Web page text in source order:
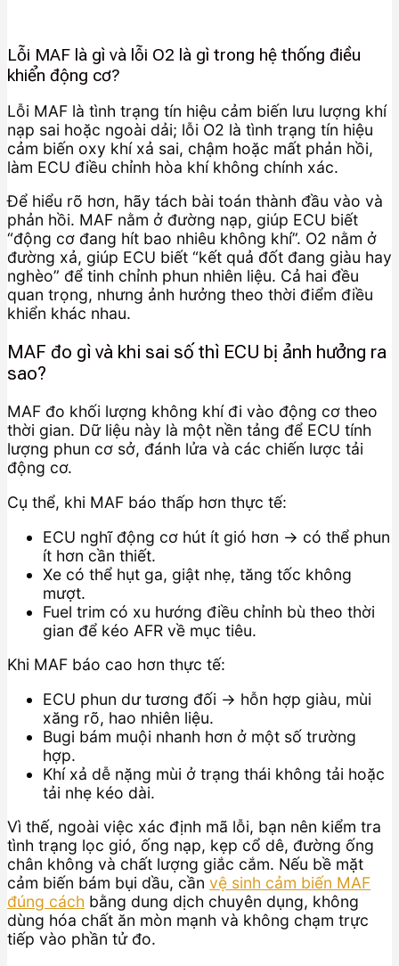
Lỗi MAF là gì và lỗi O2 là gì trong hệ thống điều
khiển động cơ?
Lỗi MAF là tình trạng tín hiệu cảm biến lưu lượng khí
nạp sai hoặc ngoài dải; lỗi O2 là tình trạng tín hiệu
cảm biến oxy khí xả sai, chậm hoặc mất phản hồi,
làm ECU điều chỉnh hòa khí không chính xác.
Để hiểu rõ hơn, hãy tách bài toán thành đầu vào và
phản hồi. MAF nằm ở đường nạp, giúp ECU biết
“động cơ đang hít bao nhiêu không khí”. O2 nằm ở
đường xả, giúp ECU biết “kết quả đốt đang giàu hay
nghèo” để tinh chỉnh phun nhiên liệu. Cả hai đều
quan trọng, nhưng ảnh hưởng theo thời điểm điều
khiển khác nhau.
MAF đo gì và khi sai số thì ECU bị ảnh hưởng ra
sao?
MAF đo khối lượng không khí đi vào động cơ theo
thời gian. Dữ liệu này là một nền tảng để ECU tính
lượng phun cơ sở, đánh lửa và các chiến lược tải
động cơ.
Cụ thể, khi MAF báo thấp hơn thực tế:
ECU nghĩ động cơ hút ít gió hơn → có thể phun
ít hơn cần thiết.
Xe có thể hụt ga, giật nhẹ, tăng tốc không
mượt.
Fuel trim có xu hướng điều chỉnh bù theo thời
gian để kéo AFR về mục tiêu.
Khi MAF báo cao hơn thực tế:
ECU phun dư tương đối → hỗn hợp giàu, mùi
xăng rõ, hao nhiên liệu.
Bugi bám muội nhanh hơn ở một số trường
hợp.
Khí xả dễ nặng mùi ở trạng thái không tải hoặc
tải nhẹ kéo dài.
Vì thế, ngoài việc xác định mã lỗi, bạn nên kiểm tra
tình trạng lọc gió, ống nạp, kẹp cổ dê, đường ống
chân không và chất lượng giắc cắm. Nếu bề mặt
cảm biến bám bụi dầu, cần vệ sinh cảm biến MAF
đúng cách bằng dung dịch chuyên dụng, không
dùng hóa chất ăn mòn mạnh và không chạm trực
tiếp vào phần tử đo.